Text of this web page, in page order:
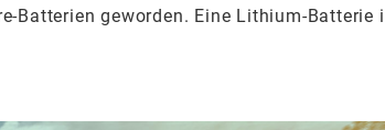
Batterien geworden. Eine Lithium-